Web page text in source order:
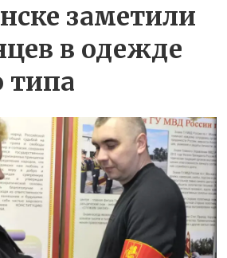
заметили
в одежде
типа